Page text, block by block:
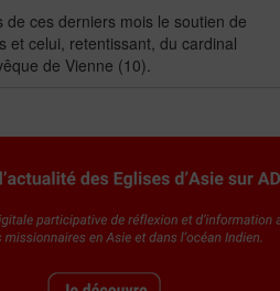
de ces derniers mois le soutien de
et celui, retentissant, du cardinal
de Vienne (10).